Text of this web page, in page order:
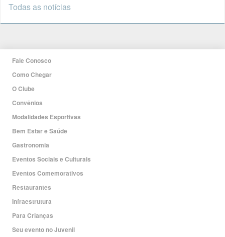
Todas as notícias
Fale Conosco
Como Chegar
O Clube
Convênios
Modalidades Esportivas
Bem Estar e Saúde
Gastronomia
Eventos Sociais e Culturais
Eventos Comemorativos
Restaurantes
Infraestrutura
Para Crianças
Seu evento no Juvenil